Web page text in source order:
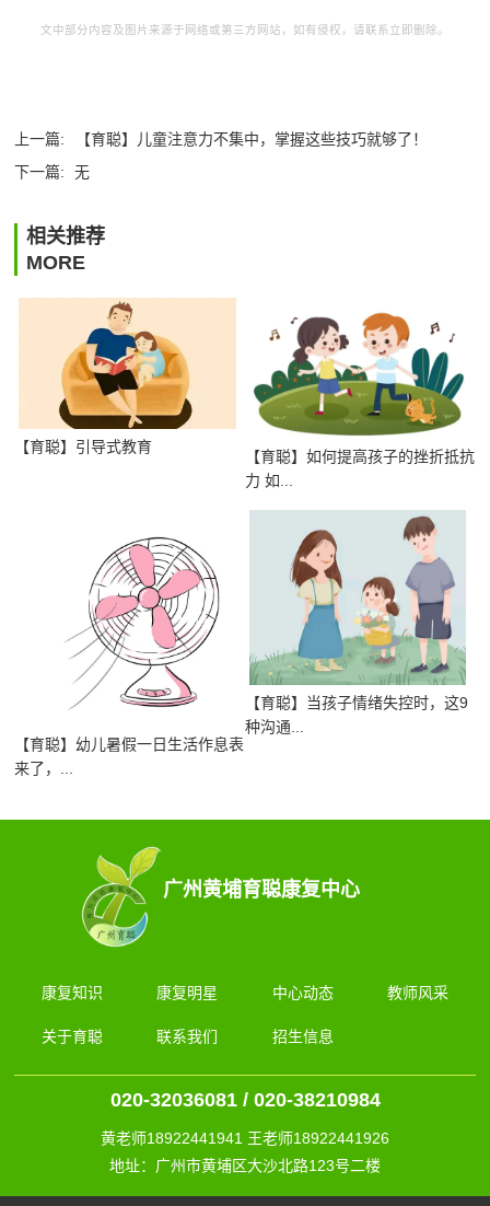
文中部分内容及图片来源于网络或第三方网站，如有侵权，请联系立即删除。
上一篇:
【育聪】儿童注意力不集中，掌握这些技巧就够了！
下一篇:
无
相关推荐
MORE
【育聪】引导式教育
【育聪】如何提高孩子的挫折抵抗
力 如...
【育聪】幼儿暑假一日生活作息表
来了，...
【育聪】当孩子情绪失控时，这9
种沟通...
广州黄埔育聪康复中心
康复知识 康复明星 中心动态 教师风采
关于育聪 联系我们 招生信息
020-32036081 / 020-38210984
黄老师18922441941 王老师18922441926
地址：广州市黄埔区大沙北路123号二楼